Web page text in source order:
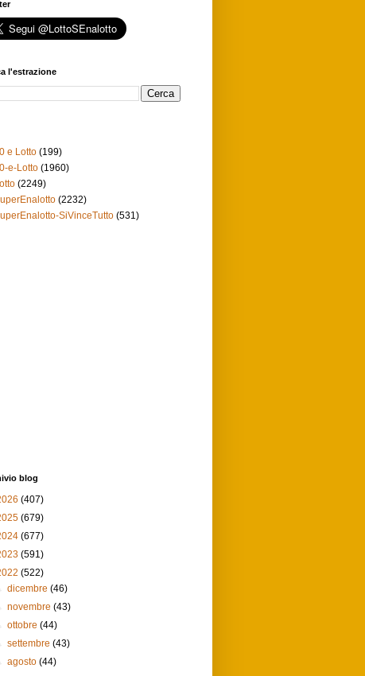
l'estrazione
e Lotto (199)
e-Lotto (1960)
(2249)
(2232)
SiVinceTutto (531)
blog
(407)
(679)
(677)
(591)
(522)
dicembre(46)
novembre(43)
ottobre(44)
settembre(43)
agosto(44)